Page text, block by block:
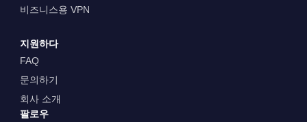
비즈니스용 VPN
지원하다
FAQ
문의하기
회사 소개
팔로우